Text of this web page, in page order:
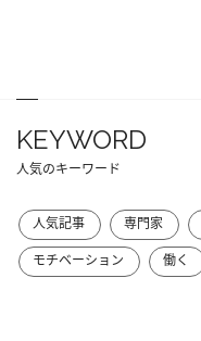
KEYWORD
人気のキーワード
人気記事 専門家
モチベーション
働く